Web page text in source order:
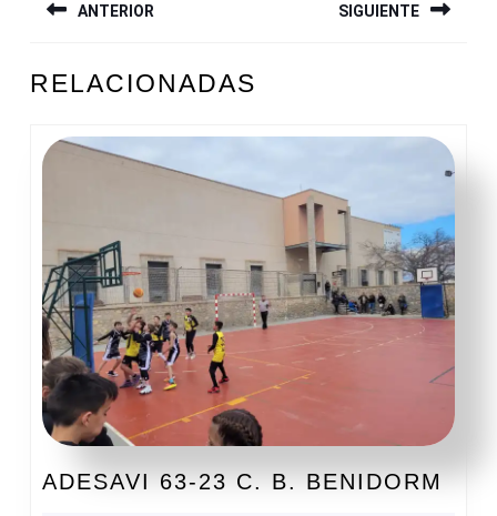
DE
ANTERIOR
anterior:
SIGUIENTE
entrada:
RELACIONADAS
ADESAVI 63-23 C. B. BENIDORM